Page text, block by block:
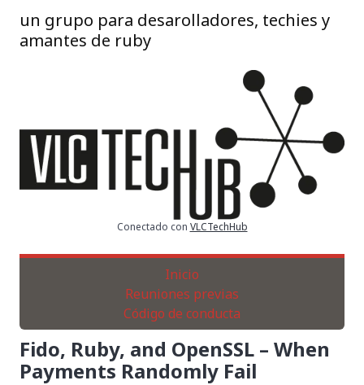
un grupo para desarolladores, techies y
amantes de ruby
Conectado con VLCTechHub
Inicio
Reuniones previas
Código de conducta
Fido, Ruby, and OpenSSL – When
Payments Randomly Fail